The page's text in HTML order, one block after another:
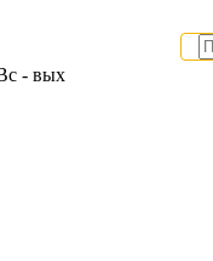
- вых